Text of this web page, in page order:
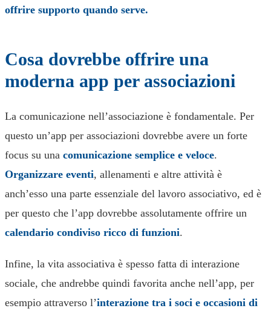
offrire supporto quando serve.
Cosa dovrebbe offrire una
moderna app per associazioni
La comunicazione nell’associazione è fondamentale. Per
questo un’app per associazioni dovrebbe avere un forte
focus su una comunicazione semplice e veloce.
Organizzare eventi, allenamenti e altre attività è
anch’esso una parte essenziale del lavoro associativo, ed è
per questo che l’app dovrebbe assolutamente offrire un
calendario condiviso ricco di funzioni.
Infine, la vita associativa è spesso fatta di interazione
sociale, che andrebbe quindi favorita anche nell’app, per
esempio attraverso l’interazione tra i soci e occasioni di